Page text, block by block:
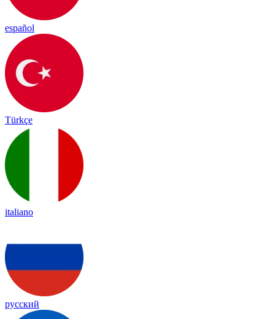
español
Türkçe
italiano
русский